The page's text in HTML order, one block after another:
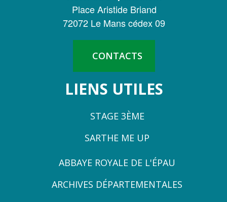
SARTHE
Place Aristide Briand
72072 Le Mans cédex 09
CONTACTS
LIENS UTILES
STAGE 3ÈME
SARTHE ME UP
ZONEABBAYE ROYALE DE L'ÉPAU
ARCHIVES DÉPARTEMENTALES